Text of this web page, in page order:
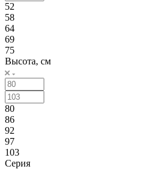
52
58
64
69
75
Высота, см
80
86
92
97
103
Серия